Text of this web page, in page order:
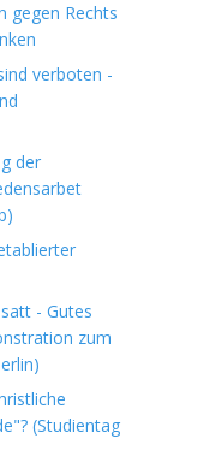
gegen Rechts
verboten -
der
- Gutes
zum
(Studientag